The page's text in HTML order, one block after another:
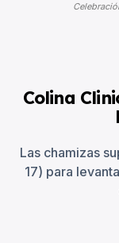
Colina
Las chamizas
17) para